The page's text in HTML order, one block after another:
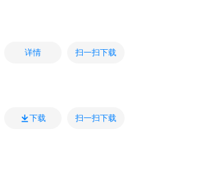
详情 扫一扫下载
下载 扫一扫下载